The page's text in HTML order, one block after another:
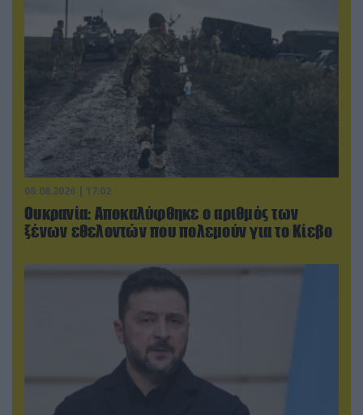
06.08.2026 | 17:02
Ουκρανία: Αποκαλύφθηκε ο αριθμός των
ξένων εθελοντών που πολεμούν για το Κίεβο